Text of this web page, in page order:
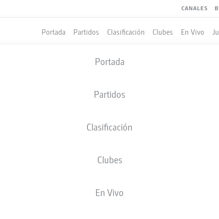
CANALES
Portada Partidos Clasificación Clubes En Vivo
Portada
Partidos
Clasificación
Clubes
En Vivo